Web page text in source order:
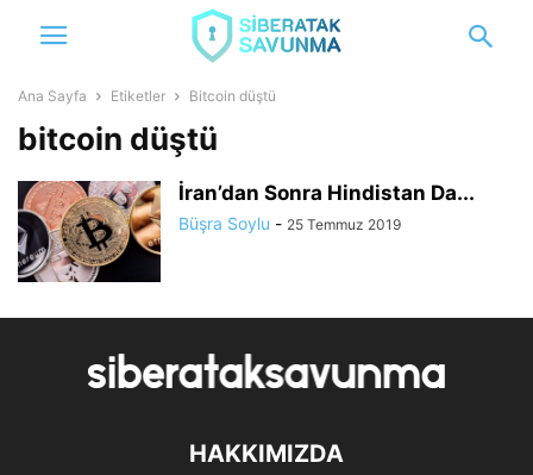
Ana Sayfa Etiketler Bitcoin düştü
bitcoin düştü
İran’dan Sonra Hindistan Da...
Büşra Soylu - 25 Temmuz 2019
HAKKIMIZDA